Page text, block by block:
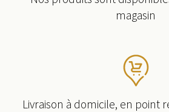
magasin
Livraison à domicile, en point